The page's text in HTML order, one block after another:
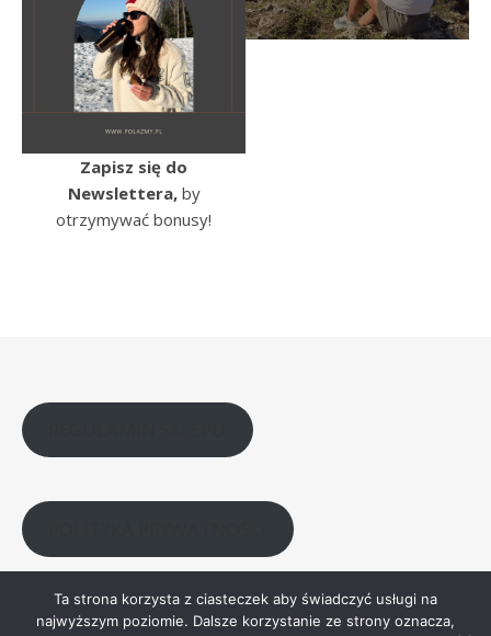
Zapisz się do
Newslettera,by
otrzymywać bonusy!
Ta strona korzysta z ciasteczek aby świadczyć usługi na
najwyższym poziomie. Dalsze korzystanie ze strony oznacza,